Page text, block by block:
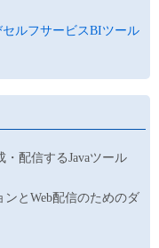
ルフサービスBIツール
・配信するJavaツール
とWeb配信のためのダ